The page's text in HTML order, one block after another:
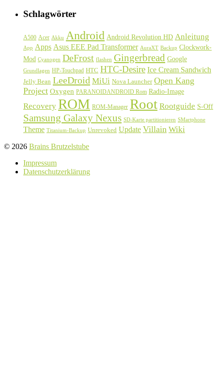
Schlagwörter
A500 Acer Akku Android Android Revolution HD Anleitung
App Apps Asus EEE Pad Transformer AuraXT Backup Clockwork-
Mod Cyanogen DeFrost flashen Gingerbread Google
Grundlagen HP-Touchpad HTC HTC-Desire Ice Cream Sandwich
Jelly Bean LeeDroid MiUi Nova Launcher Open Kang
Project Oxygen PARANOIDANDROID Rom Radio-Image
Recovery ROM ROM-Manager Root Rootguide S-Off
Samsung Galaxy Nexus SD-Karte partitionieren SMartphone
Theme Titanium-Backup Unrevoked Update Villain Wiki
© 2026 Brains Brutzelstube
Impressum
Datenschutzerklärung